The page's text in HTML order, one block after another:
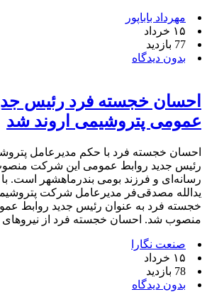
مهرداد باباپور
۱۵ خرداد
77 بازدید
بدون دیدگاه
احسان خجسته فرد رئیس
عمومی پتروشیمی اروند شد
احسان خجسته فرد با حکم مدیرعامل
رئیس جدید روابط عمومی این شرکت
رسانه‌ای و فرزند بومی بندرماهشهر است.
یدالله مصدقی‌فر مدیرعامل شرکت
خجسته فرد به عنوان رئیس جدید روابط
منصوب شد. احسان خجسته فرد از
صنعت نگارا
۱۵ خرداد
78 بازدید
بدون دیدگاه